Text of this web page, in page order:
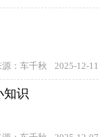
源：车千秋 2025-12-11
知识